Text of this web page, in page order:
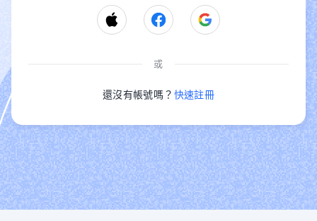
或
還沒有帳號嗎？ 快速註冊